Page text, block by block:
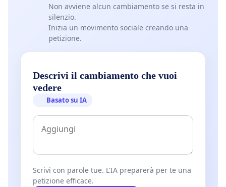
Non avviene alcun cambiamento se si resta in
silenzio.
Inizia un movimento sociale creando una
petizione.
Descrivi il cambiamento che vuoi
vedere
Basato su IA
Scrivi con parole tue. L'IA preparerà per te una
petizione efficace.